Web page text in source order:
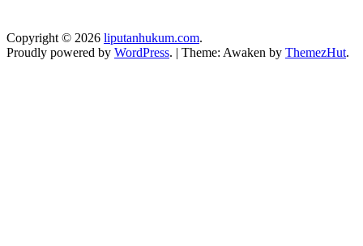
Copyright © 2026 liputanhukum.com.
Proudly powered by WordPress. | Theme: Awaken by ThemezHut.